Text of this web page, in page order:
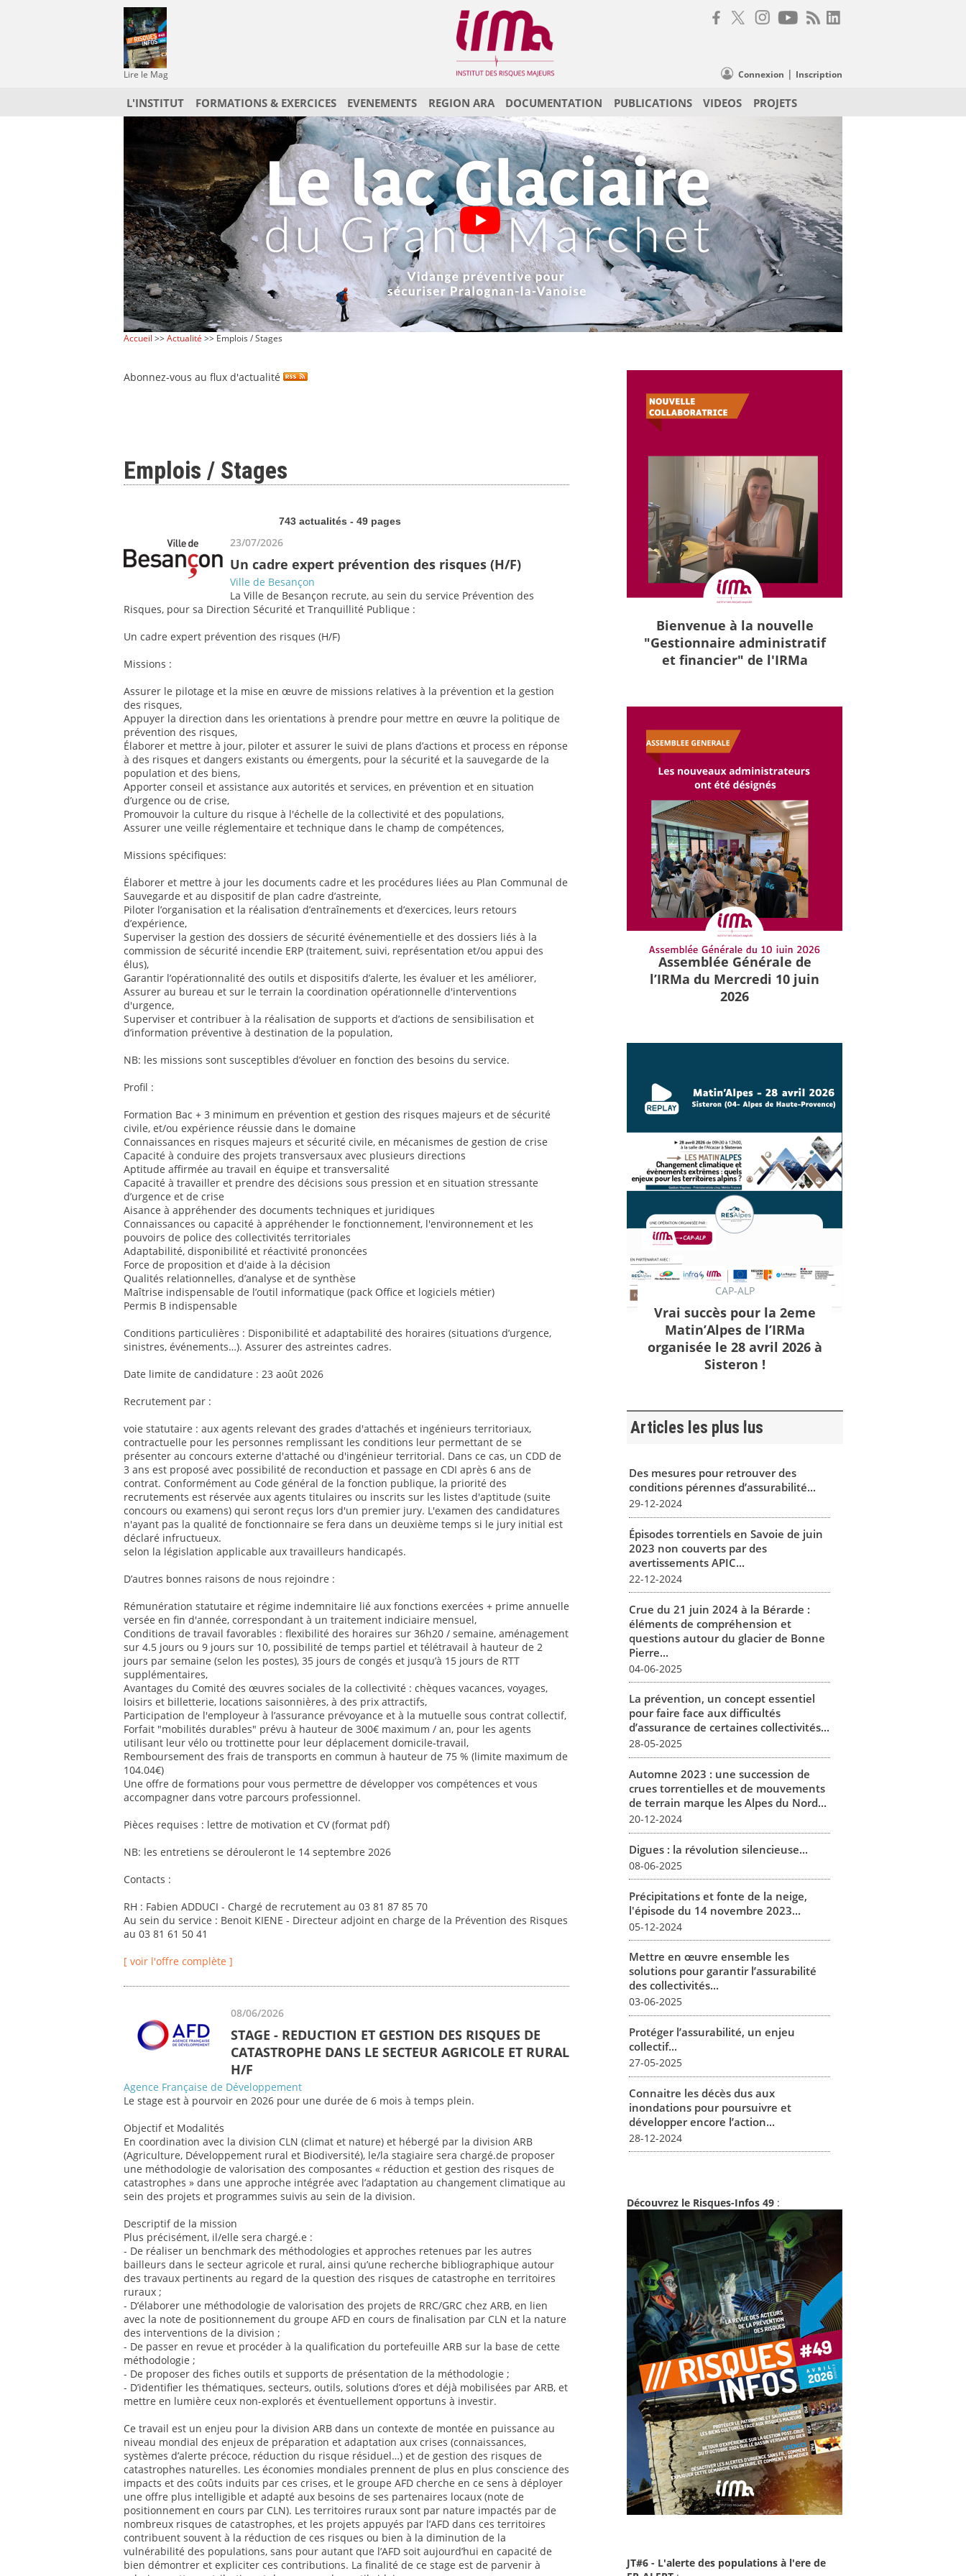
Lire le Mag Connexion | Inscription
L'INSTITUT FORMATIONS & EXERCICES EVENEMENTS REGION ARA DOCUMENTATION PUBLICATIONS VIDEOS PROJETS
Accueil >>Actualité >> Emplois / Stages
Abonnez-vous au flux d'actualité
Emplois / Stages
743 actualités - 49 pages
23/07/2026
Un cadre expert prévention des risques (H/F)
Ville de Besançon
La Ville de Besançon recrute, au sein du service Prévention des
Risques, pour sa Direction Sécurité et Tranquillité Publique :
Un cadre expert prévention des risques (H/F)
Missions :
Assurer le pilotage et la mise en œuvre de missions relatives à la prévention et la gestion
des risques,
Appuyer la direction dans les orientations à prendre pour mettre en œuvre la politique de
prévention des risques,
Élaborer et mettre à jour, piloter et assurer le suivi de plans d’actions et process en réponse
à des risques et dangers existants ou émergents, pour la sécurité et la sauvegarde de la
population et des biens,
Apporter conseil et assistance aux autorités et services, en prévention et en situation
d’urgence ou de crise,
Promouvoir la culture du risque à l'échelle de la collectivité et des populations,
Assurer une veille réglementaire et technique dans le champ de compétences,
Missions spécifiques:
Élaborer et mettre à jour les documents cadre et les procédures liées au Plan Communal de
Sauvegarde et au dispositif de plan cadre d’astreinte,
Piloter l’organisation et la réalisation d’entraînements et d’exercices, leurs retours
d’expérience,
Superviser la gestion des dossiers de sécurité événementielle et des dossiers liés à la
commission de sécurité incendie ERP (traitement, suivi, représentation et/ou appui des
élus),
Garantir l’opérationnalité des outils et dispositifs d’alerte, les évaluer et les améliorer,
Assurer au bureau et sur le terrain la coordination opérationnelle d'interventions
d'urgence,
Superviser et contribuer à la réalisation de supports et d’actions de sensibilisation et
d’information préventive à destination de la population,
NB: les missions sont susceptibles d’évoluer en fonction des besoins du service.
Profil :
Formation Bac + 3 minimum en prévention et gestion des risques majeurs et de sécurité
civile, et/ou expérience réussie dans le domaine
Connaissances en risques majeurs et sécurité civile, en mécanismes de gestion de crise
Capacité à conduire des projets transversaux avec plusieurs directions
Aptitude affirmée au travail en équipe et transversalité
Capacité à travailler et prendre des décisions sous pression et en situation stressante
d’urgence et de crise
Aisance à appréhender des documents techniques et juridiques
Connaissances ou capacité à appréhender le fonctionnement, l'environnement et les
pouvoirs de police des collectivités territoriales
Adaptabilité, disponibilité et réactivité prononcées
Force de proposition et d'aide à la décision
Qualités relationnelles, d’analyse et de synthèse
Maîtrise indispensable de l’outil informatique (pack Office et logiciels métier)
Permis B indispensable
Conditions particulières : Disponibilité et adaptabilité des horaires (situations d’urgence,
sinistres, événements…). Assurer des astreintes cadres.
Date limite de candidature : 23 août 2026
Recrutement par :
voie statutaire : aux agents relevant des grades d'attachés et ingénieurs territoriaux,
contractuelle pour les personnes remplissant les conditions leur permettant de se
présenter au concours externe d'attaché ou d'ingénieur territorial. Dans ce cas, un CDD de
3 ans est proposé avec possibilité de reconduction et passage en CDI après 6 ans de
contrat. Conformément au Code général de la fonction publique, la priorité des
recrutements est réservée aux agents titulaires ou inscrits sur les listes d'aptitude (suite
concours ou examens) qui seront reçus lors d'un premier jury. L'examen des candidatures
n'ayant pas la qualité de fonctionnaire se fera dans un deuxième temps si le jury initial est
déclaré infructueux.
selon la législation applicable aux travailleurs handicapés.
D’autres bonnes raisons de nous rejoindre :
Rémunération statutaire et régime indemnitaire lié aux fonctions exercées + prime annuelle
versée en fin d'année, correspondant à un traitement indiciaire mensuel,
Conditions de travail favorables : flexibilité des horaires sur 36h20 / semaine, aménagement
sur 4.5 jours ou 9 jours sur 10, possibilité de temps partiel et télétravail à hauteur de 2
jours par semaine (selon les postes), 35 jours de congés et jusqu’à 15 jours de RTT
supplémentaires,
Avantages du Comité des œuvres sociales de la collectivité : chèques vacances, voyages,
loisirs et billetterie, locations saisonnières, à des prix attractifs,
Participation de l'employeur à l’assurance prévoyance et à la mutuelle sous contrat collectif,
Forfait "mobilités durables" prévu à hauteur de 300€ maximum / an, pour les agents
utilisant leur vélo ou trottinette pour leur déplacement domicile-travail,
Remboursement des frais de transports en commun à hauteur de 75 % (limite maximum de
104.04€)
Une offre de formations pour vous permettre de développer vos compétences et vous
accompagner dans votre parcours professionnel.
Pièces requises : lettre de motivation et CV (format pdf)
NB: les entretiens se dérouleront le 14 septembre 2026
Contacts :
RH : Fabien ADDUCI - Chargé de recrutement au 03 81 87 85 70
Au sein du service : Benoit KIENE - Directeur adjoint en charge de la Prévention des Risques
au 03 81 61 50 41
[ voir l'offre complète ]
08/06/2026
STAGE - REDUCTION ET GESTION DES RISQUES DE
CATASTROPHE DANS LE SECTEUR AGRICOLE ET RURAL
H/F
Agence Française de Développement
Le stage est à pourvoir en 2026 pour une durée de 6 mois à temps plein.
Objectif et Modalités
En coordination avec la division CLN (climat et nature) et hébergé par la division ARB
(Agriculture, Développement rural et Biodiversité), le/la stagiaire sera chargé.de proposer
une méthodologie de valorisation des composantes « réduction et gestion des risques de
catastrophes » dans une approche intégrée avec l’adaptation au changement climatique au
sein des projets et programmes suivis au sein de la division.
Descriptif de la mission
Plus précisément, il/elle sera chargé.e :
- De réaliser un benchmark des méthodologies et approches retenues par les autres
bailleurs dans le secteur agricole et rural, ainsi qu’une recherche bibliographique autour
des travaux pertinents au regard de la question des risques de catastrophe en territoires
ruraux ;
- D’élaborer une méthodologie de valorisation des projets de RRC/GRC chez ARB, en lien
avec la note de positionnement du groupe AFD en cours de finalisation par CLN et la nature
des interventions de la division ;
- De passer en revue et procéder à la qualification du portefeuille ARB sur la base de cette
méthodologie ;
- De proposer des fiches outils et supports de présentation de la méthodologie ;
- D’identifier les thématiques, secteurs, outils, solutions d’ores et déjà mobilisées par ARB, et
mettre en lumière ceux non-explorés et éventuellement opportuns à investir.
Ce travail est un enjeu pour la division ARB dans un contexte de montée en puissance au
niveau mondial des enjeux de préparation et adaptation aux crises (connaissances,
systèmes d’alerte précoce, réduction du risque résiduel…) et de gestion des risques de
catastrophes naturelles. Les économies mondiales prennent de plus en plus conscience des
impacts et des coûts induits par ces crises, et le groupe AFD cherche en ce sens à déployer
une offre plus intelligible et adapté aux besoins de ses partenaires locaux (note de
positionnement en cours par CLN). Les territoires ruraux sont par nature impactés par de
nombreux risques de catastrophes, et les projets appuyés par l’AFD dans ces territoires
contribuent souvent à la réduction de ces risques ou bien à la diminution de la
vulnérabilité des populations, sans pour autant que l’AFD soit aujourd’hui en capacité de
bien démontrer et expliciter ces contributions. La finalité de ce stage est de parvenir à
Bienvenue à la nouvelle
"Gestionnaire administratif
et financier" de l'IRMa
Assemblée Générale de
l’IRMa du Mercredi 10 juin
2026
CAP-ALP
Vrai succès pour la 2eme
Matin’Alpes de l’IRMa
organisée le 28 avril 2026 à
Sisteron !
Articles les plus lus
Des mesures pour retrouver des
conditions pérennes d’assurabilité...
29-12-2024
Épisodes torrentiels en Savoie de juin
2023 non couverts par des
avertissements APIC...
22-12-2024
Crue du 21 juin 2024 à la Bérarde :
éléments de compréhension et
questions autour du glacier de Bonne
Pierre...
04-06-2025
La prévention, un concept essentiel
pour faire face aux difficultés
d’assurance de certaines collectivités...
28-05-2025
Automne 2023 : une succession de
crues torrentielles et de mouvements
de terrain marque les Alpes du Nord...
20-12-2024
Digues : la révolution silencieuse...
08-06-2025
Précipitations et fonte de la neige,
l'épisode du 14 novembre 2023...
05-12-2024
Mettre en œuvre ensemble les
solutions pour garantir l’assurabilité
des collectivités...
03-06-2025
Protéger l’assurabilité, un enjeu
collectif...
27-05-2025
Connaitre les décès dus aux
inondations pour poursuivre et
développer encore l’action...
28-12-2024
Découvrez le Risques-Infos 49 :
JT#6 - L'alerte des populations à l'ere de